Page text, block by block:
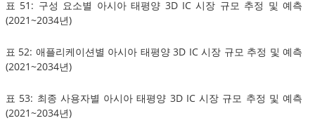
표 51: 구성 요소별 아시아 태평양 3D IC 시장 규모 추정 및 예측
(2021~2034년)
표 52: 애플리케이션별 아시아 태평양 3D IC 시장 규모 추정 및 예측
(2021~2034년)
표 53: 최종 사용자별 아시아 태평양 3D IC 시장 규모 추정 및 예측
(2021~2034년)